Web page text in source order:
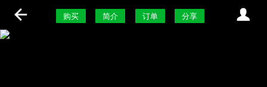
购买 简介 订单 分享